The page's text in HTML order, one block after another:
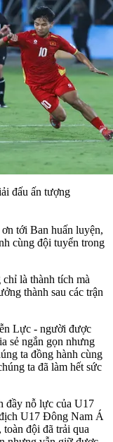
đấu ấn tượng
tới Ban huấn luyện,
cùng đội tuyển trong
là thành tích mà
thành sau các trận
Lực - người được
sẻ ngắn gọn nhưng
ta đồng hành cùng
ta đã làm hết sức
đầy nỗ lực của U17
U17 Đông Nam Á
, toàn đội đã trải qua